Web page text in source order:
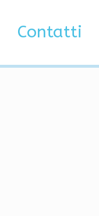
Contatti